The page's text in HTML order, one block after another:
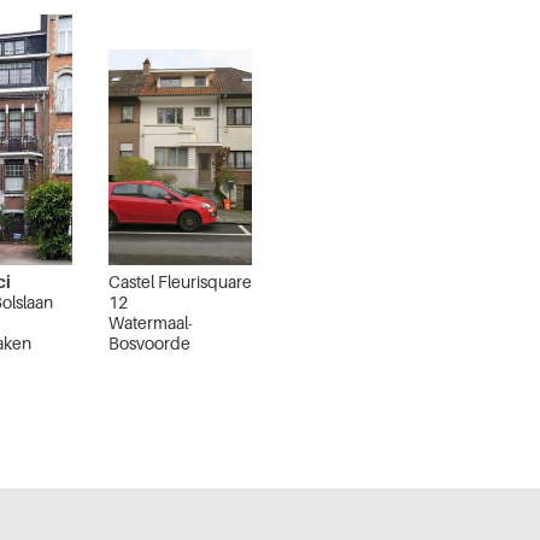
Castel Fleurisquare
12
Watermaal-
Bosvoorde